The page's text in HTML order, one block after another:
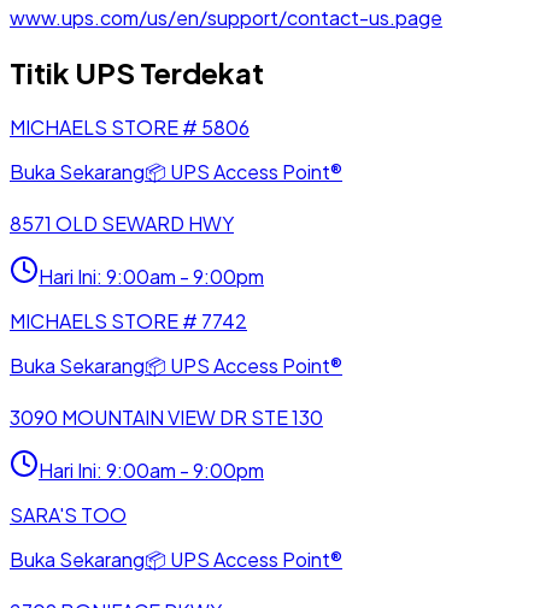
www.ups.com/us/en/support/contact-us.page
Titik UPS Terdekat
MICHAELS STORE # 5806
Buka Sekarang📦 UPS Access Point®
8571 OLD SEWARD HWY
Hari Ini: 9:00am - 9:00pm
MICHAELS STORE # 7742
Buka Sekarang📦 UPS Access Point®
3090 MOUNTAIN VIEW DR STE 130
Hari Ini: 9:00am - 9:00pm
SARA'S TOO
Buka Sekarang📦 UPS Access Point®